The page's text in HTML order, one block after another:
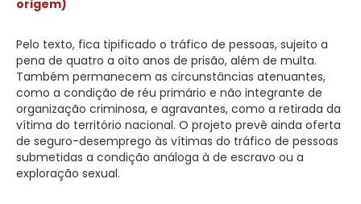
origem)
Pelo texto, fica tipificado o tráfico de pessoas, sujeito a
pena de quatro a oito anos de prisão, além de multa.
Também permanecem as circunstâncias atenuantes,
como a condição de réu primário e não integrante de
organização criminosa, e agravantes, como a retirada da
vítima do território nacional. O projeto prevê ainda oferta
de seguro-desemprego às vítimas do tráfico de pessoas
submetidas a condição análoga à de escravo ou a
exploração sexual.